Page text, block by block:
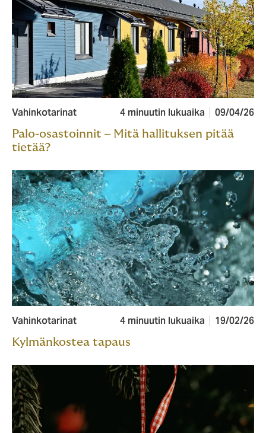
Vahinkotarinat 4 minuutin lukuaika 09/04/26
Palo-osastoinnit – Mitä hallituksen pitää
tietää?
Vahinkotarinat 4 minuutin lukuaika 19/02/26
Kylmänkostea tapaus